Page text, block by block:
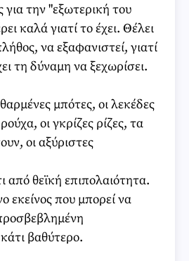
για την "εξωτερική του
καλά γιατί το έχει. Θέλει
να εξαφανιστεί, γιατί
τη δύναμη να ξεχωρίσει.
μπότες, οι λεκέδες
οι γκρίζες ρίζες, τα
οι αξύριστες
από θεϊκή επιπολαιότητα.
εκείνος που μπορεί να
βαθύτερο.